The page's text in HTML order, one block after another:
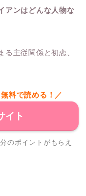
アンはどんな人物な
る主従関係と初恋、
料で読める！／
イト
のポイントがもらえ